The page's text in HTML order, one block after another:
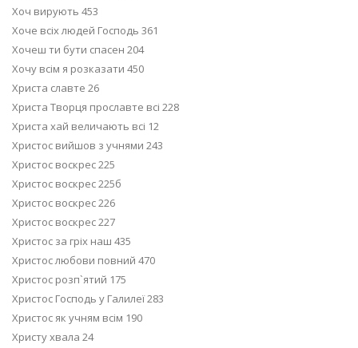
Хоч вирують 453
Хоче всіх людей Господь 361
Хочеш ти бути спасен 204
Хочу всім я розказати 450
Христа славте 26
Христа Творця прославте всі 228
Христа хай величають всі 12
Христос вийшов з учнями 243
Христос воскрес 225
Христос воскрес 225б
Христос воскрес 226
Христос воскрес 227
Христос за гріх наш 435
Христос любови повний 470
Христос розп`ятий 175
Христос Господь у Галилеї 283
Христос як учням всім 190
Христу хвала 24